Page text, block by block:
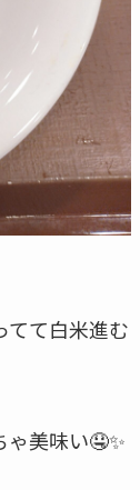
てて白米進む
美味い🤤✨